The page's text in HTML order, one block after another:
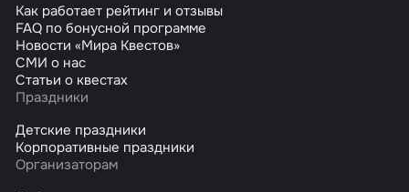
Как работает рейтинг и отзывы
FAQ по бонусной программе
Новости «Мира Квестов»
СМИ о нас
Статьи о квестах
Праздники
Детские праздники
Корпоративные праздники
Организаторам